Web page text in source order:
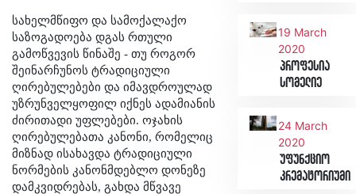
სახელმწიფო და სამოქალაქო
საზოგადოება დგას რთული
გამოწვევის წინაშე - თუ როგორ
შეინარჩუნოს ტრადიციული
ღირებულებები და იმავდროულად
უზრუნველყოფილ იქნეს ადამიანის
ძირითადი უფლებები. ოჯახის
ღირებულებათა კანონი, რომელიც
მიზნად ისახავდა ტრადიციული
ნორმების კანონმდებლო დონეზე
დამკვიდრებას, გახდა მწვავე
19 March
2020
პროფესია
სომელიე
24 March
2020
უფუნქციო
კრემატორიუმი